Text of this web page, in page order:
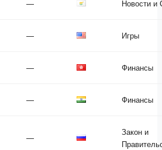
— Новости
— Игры
— Финансы
— Финансы
—
Закон и